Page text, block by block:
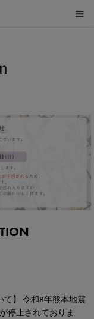
て】 令和8年熊本地震
停止されておりま